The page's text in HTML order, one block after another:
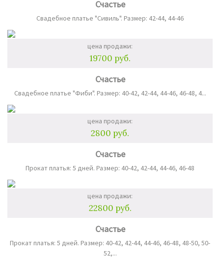
Счастье
Свадебное платье "Сивиль". Размер: 42-44, 44-46
цена продажи:
19700 руб.
Счастье
Свадебное платье "Фиби". Размер: 40-42, 42-44, 44-46, 46-48, 4...
цена продажи:
2800 руб.
Счастье
Прокат платья: 5 дней. Размер: 40-42, 42-44, 44-46, 46-48
цена продажи:
22800 руб.
Счастье
Прокат платья: 5 дней. Размер: 40-42, 42-44, 44-46, 46-48, 48-50, 50-
52,...